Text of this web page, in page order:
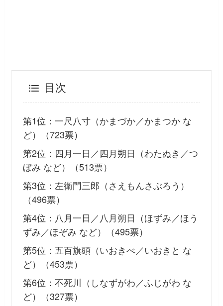
目次
第1位：一尺八寸（かまづか／かまつか な
ど）（723票）
第2位：四月一日／四月朔日（わたぬき／つ
ぼみ など）（513票）
第3位：左衛門三郎（さえもんさぶろう）
（496票）
第4位：八月一日／八月朔日（ほずみ／ほう
ずみ／ほぞみ など）（495票）
第5位：五百旗頭（いおきべ／いおきと な
ど）（453票）
第6位：不死川（しなずがわ／ふじがわ な
ど）（327票）